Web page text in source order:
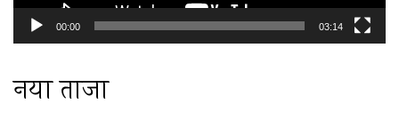
00:00 03:14
नया ताजा